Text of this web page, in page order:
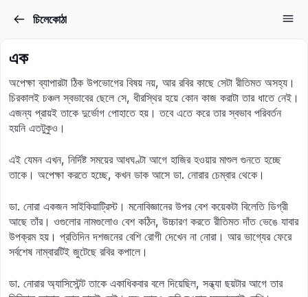
চিলেকোঠা
এক
অপেক্ষা ব্যাপারটা ঠিক উপভোগের বিষয় নয়, আর রবির কাছে সেটা রীতিমত অসহ্য।
চিরকালই চঞ্চল স্বভাবের ছেলে সে, ধীরস্থির হয়ে কোন কাজ করাটা তার ধাতে নেই।
এজন্য প্রায়ই তাকে দুর্ভোগ পোহাতে হয়। তবে এতে করে তার স্বভাব পরিবর্তন
হয়নি এতটুকুও।
এই যেমন এখন, নির্দিষ্ট সময়ের আধঘণ্টা আগে হাজির হওয়ার মাশুল গুনতে হচ্ছে
তাকে। অপেক্ষা করতে হচ্ছে, কখন ডাক আসে ডা. নোরার চেম্বার থেকে।
ডা. নোরা একজন সাইকিয়াট্রিস্ট। মনোবিজ্ঞানের উপর বেশ কয়েকটা বিলেতি ডিগ্রী
আছে তাঁর। ওগুলোর নামগুলোও বেশ কঠিন, উচ্চারণ করতে রীতিমত দাঁত ভেঙে যাবার
উপক্রম হয়। প্রতিদিন দশজনের বেশি রোগী দেখেন না নোরা। আর ভাগ্যের ফেরে
সর্বশেষ নাম্বারটিই জুটেছে রবির কপালে।
ডা. নোরার অ্যাসিস্টেন্ট তাকে একাধিকবার বলে দিয়েছিল, সন্ধ্যা ছয়টার আগে তার
Don’t have an account?Sign up
Remember me Lost your password?